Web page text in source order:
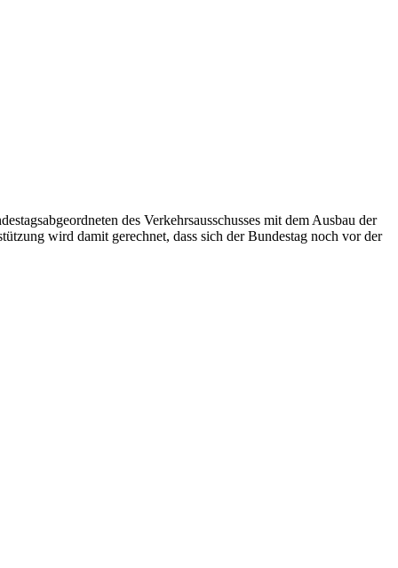
des Verkehrsausschusses mit dem Ausbau der
wird damit gerechnet, dass sich der Bundestag noch vor der